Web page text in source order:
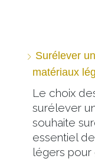
Surélever
matériaux
Le choix
surélever
souhaite
essentiel
légers pour